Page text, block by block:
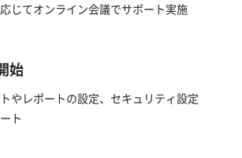
じてオンライン会議でサポート実施
始
やレポートの設定、セキュリティ設定
ト